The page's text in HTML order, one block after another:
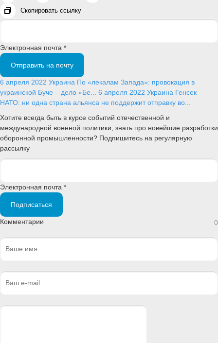
Скопировать ссылку
Электронная почта *
Отправить на почту
6 апреля 2022 Украина По «лекалам Запада»: провокация в
украинской Буче – дело «Бе... 6 апреля 2022 Украина Генсек
НАТО: ни одна страна альянса не поддержит отправку во...
Хотите всегда быть в курсе событий отечественной и
международной военной политики, знать про новейшие разработки
оборонной промышленности? Подпишитесь на регулярную
рассылку
Электронная почта *
Подписаться
Комментарии 0